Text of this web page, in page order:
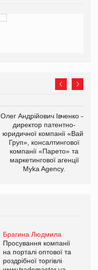
Олег Андрійович Івченко —
директор патентно-
юридичної компанії «Вайз
Груп», консалтингової
компанії «Парето» та
маркетингової агенції
Myka Agency.
Брагина Людмила
Просування компанії
на порталі оптової та
роздрібної торгівлі